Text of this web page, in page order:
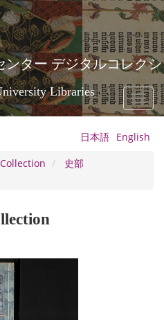
ター デジタルコレクシ
Libraries
Toggle
日本語 English
史部